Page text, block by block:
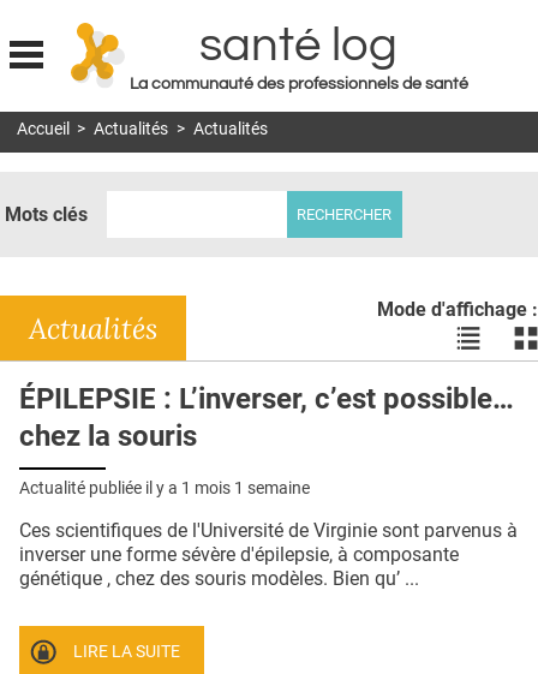
Jump to navigation
santé log
La communauté des professionnels de santé
MON COMPTE
DOSSIERS
RÉSEAUX
E-REVUE SAD
QUI SOMMES-NOUS ?
CONDITIONS GÉNÉRALES
Accueil > Actualités > Actualités
Mots clés
Mode d'affichage :
Voir
les
en
les
Actualités
ÉPILEPSIE : L’inverser, c’est possible…
chez la souris
Actualité publiée il y a 1 mois 1 semaine
Ces scientifiques de l'Université de Virginie sont parvenus à
inverser une forme sévère d'épilepsie, à composante
génétique , chez des souris modèles. Bien qu’ ...
LIRE LA SUITE